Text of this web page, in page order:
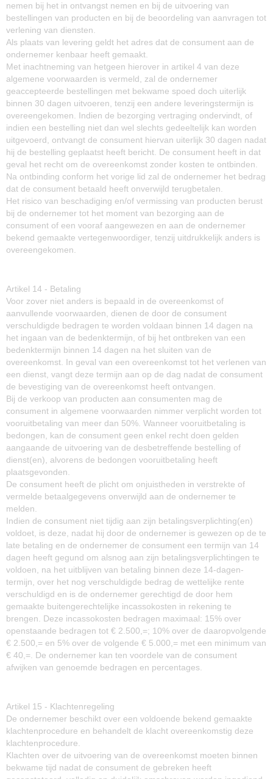
nemen bij het in ontvangst nemen en bij de uitvoering van
bestellingen van producten en bij de beoordeling van aanvragen tot
verlening van diensten.
Als plaats van levering geldt het adres dat de consument aan de
ondernemer kenbaar heeft gemaakt.
Met inachtneming van hetgeen hierover in artikel 4 van deze
algemene voorwaarden is vermeld, zal de ondernemer
geaccepteerde bestellingen met bekwame spoed doch uiterlijk
binnen 30 dagen uitvoeren, tenzij een andere leveringstermijn is
overeengekomen. Indien de bezorging vertraging ondervindt, of
indien een bestelling niet dan wel slechts gedeeltelijk kan worden
uitgevoerd, ontvangt de consument hiervan uiterlijk 30 dagen nadat
hij de bestelling geplaatst heeft bericht. De consument heeft in dat
geval het recht om de overeenkomst zonder kosten te ontbinden.
Na ontbinding conform het vorige lid zal de ondernemer het bedrag
dat de consument betaald heeft onverwijld terugbetalen.
Het risico van beschadiging en/of vermissing van producten berust
bij de ondernemer tot het moment van bezorging aan de
consument of een vooraf aangewezen en aan de ondernemer
bekend gemaakte vertegenwoordiger, tenzij uitdrukkelijk anders is
overeengekomen.
Artikel 14 - Betaling
Voor zover niet anders is bepaald in de overeenkomst of
aanvullende voorwaarden, dienen de door de consument
verschuldigde bedragen te worden voldaan binnen 14 dagen na
het ingaan van de bedenktermijn, of bij het ontbreken van een
bedenktermijn binnen 14 dagen na het sluiten van de
overeenkomst. In geval van een overeenkomst tot het verlenen van
een dienst, vangt deze termijn aan op de dag nadat de consument
de bevestiging van de overeenkomst heeft ontvangen.
Bij de verkoop van producten aan consumenten mag de
consument in algemene voorwaarden nimmer verplicht worden tot
vooruitbetaling van meer dan 50%. Wanneer vooruitbetaling is
bedongen, kan de consument geen enkel recht doen gelden
aangaande de uitvoering van de desbetreffende bestelling of
dienst(en), alvorens de bedongen vooruitbetaling heeft
plaatsgevonden.
De consument heeft de plicht om onjuistheden in verstrekte of
vermelde betaalgegevens onverwijld aan de ondernemer te
melden.
Indien de consument niet tijdig aan zijn betalingsverplichting(en)
voldoet, is deze, nadat hij door de ondernemer is gewezen op de te
late betaling en de ondernemer de consument een termijn van 14
dagen heeft gegund om alsnog aan zijn betalingsverplichtingen te
voldoen, na het uitblijven van betaling binnen deze 14-dagen-
termijn, over het nog verschuldigde bedrag de wettelijke rente
verschuldigd en is de ondernemer gerechtigd de door hem
gemaakte buitengerechtelijke incassokosten in rekening te
brengen. Deze incassokosten bedragen maximaal: 15% over
openstaande bedragen tot € 2.500,=; 10% over de daaropvolgende
€ 2.500,= en 5% over de volgende € 5.000,= met een minimum van
€ 40,=. De ondernemer kan ten voordele van de consument
afwijken van genoemde bedragen en percentages.
Artikel 15 - Klachtenregeling
De ondernemer beschikt over een voldoende bekend gemaakte
klachtenprocedure en behandelt de klacht overeenkomstig deze
klachtenprocedure.
Klachten over de uitvoering van de overeenkomst moeten binnen
bekwame tijd nadat de consument de gebreken heeft